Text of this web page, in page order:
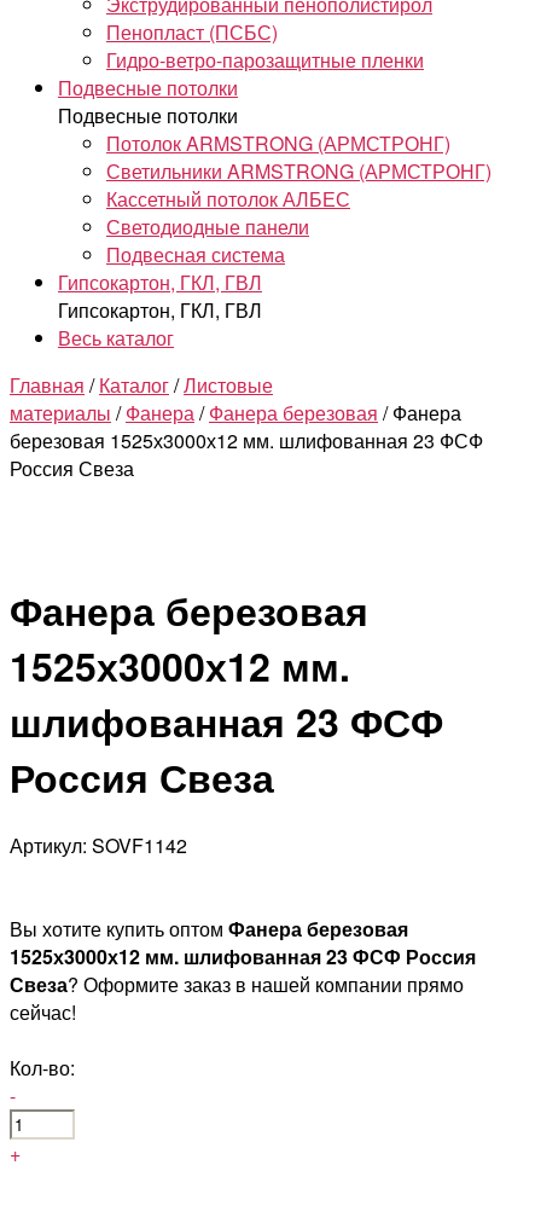
Пенопласт (ПСБС)
Гидро-ветро-парозащитные пленки
Подвесные потолки
Подвесные потолки
Потолок ARMSTRONG (АРМСТРОНГ)
Светильники ARMSTRONG (АРМСТРОНГ)
Кассетный потолок АЛБЕС
Светодиодные панели
Подвесная система
Гипсокартон, ГКЛ, ГВЛ
Гипсокартон, ГКЛ, ГВЛ
Весь каталог
Главная /Каталог/Листовые
материалы /Фанера/Фанера березовая / Фанера
березовая 1525х3000х12 мм. шлифованная 23 ФСФ
Россия Свеза
Фанера березовая
1525х3000х12 мм.
шлифованная 23 ФСФ
Россия Свеза
Артикул: SOVF1142
Вы хотите купить оптом Фанера березовая
1525х3000х12 мм. шлифованная 23 ФСФ Россия
Свеза? Оформите заказ в нашей компании прямо
сейчас!
Кол-во:
-
+